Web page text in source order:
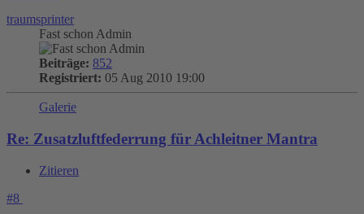
traumsprinter
Fast schon Admin
Beiträge: 852
Registriert: 05 Aug 2010 19:00
Galerie
Re: Zusatzluftfederrung für Achleitner Mantra
Zitieren
#8